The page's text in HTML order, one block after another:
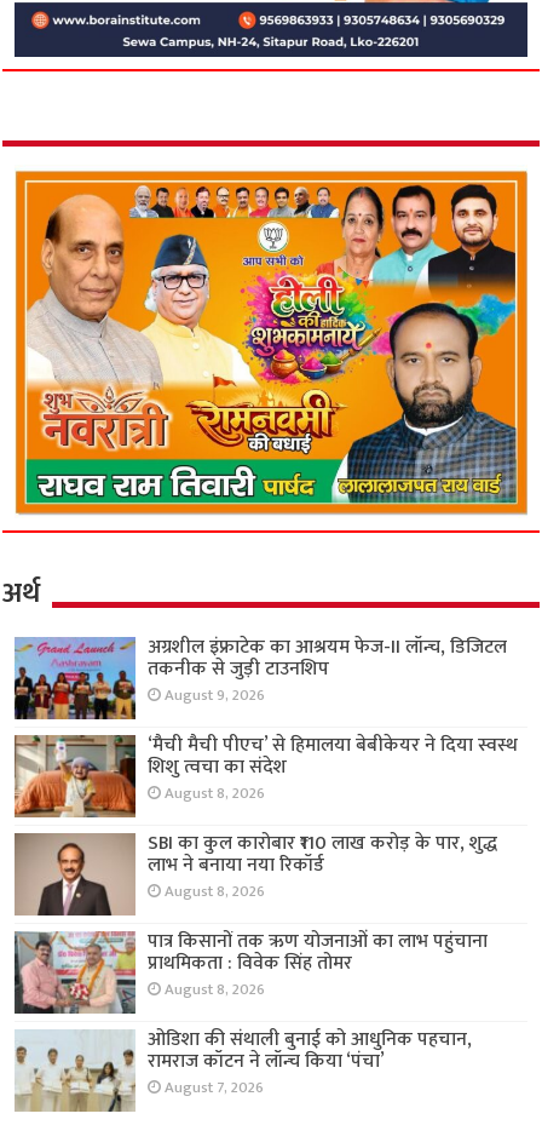
अर्थ
अग्रशील इंफ्राटेक का आश्रयम फेज-II लॉन्च, डिजिटल
तकनीक से जुड़ी टाउनशिप
August 9, 2026
‘मैची मैची पीएच’ से हिमालया बेबीकेयर ने दिया स्वस्थ
शिशु त्वचा का संदेश
August 8, 2026
SBI का कुल कारोबार ₹110 लाख करोड़ के पार, शुद्ध
लाभ ने बनाया नया रिकॉर्ड
August 8, 2026
पात्र किसानों तक ऋण योजनाओं का लाभ पहुंचाना
प्राथमिकता : विवेक सिंह तोमर
August 8, 2026
ओडिशा की संथाली बुनाई को आधुनिक पहचान,
रामराज कॉटन ने लॉन्च किया ‘पंचा’
August 7, 2026